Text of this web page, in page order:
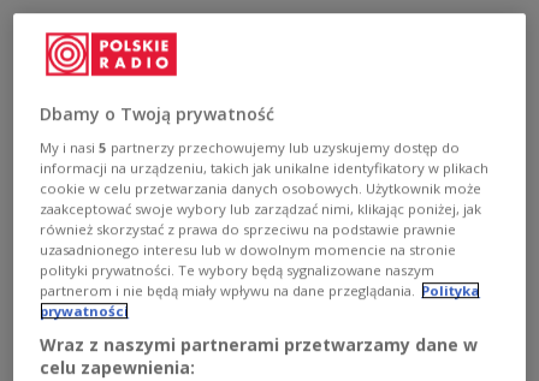
Zimowe ptakoliczenie - łyska ptakiem
zimy w Polsce
W ostatni weekend stycznia w całej Polsce trwa zimowe
Dbamy o Twoją prywatność
My i nasi5 partnerzy przechowujemy lub uzyskujemy dostęp do
informacji na urządzeniu, takich jak unikalne identyfikatory w plikach
cookie w celu przetwarzania danych osobowych. Użytkownik może
zaakceptować swoje wybory lub zarządzać nimi, klikając poniżej, jak
również skorzystać z prawa do sprzeciwu na podstawie prawnie
uzasadnionego interesu lub w dowolnym momencie na stronie
polityki prywatności. Te wybory będą sygnalizowane naszym
partnerom i nie będą miały wpływu na dane przeglądania. Polityka
prywatności
Wraz z naszymi partnerami przetwarzamy dane w
celu zapewnienia: